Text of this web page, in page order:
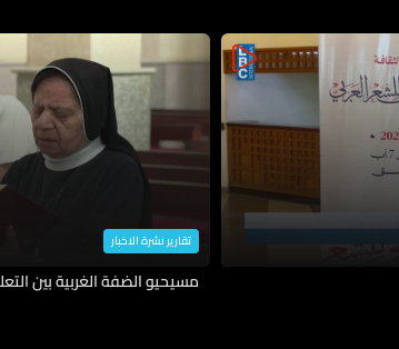
تقارير نشرة الاخبار
مسيحيو الضفة الغربية بين